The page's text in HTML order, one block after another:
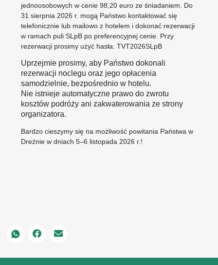
jednoosobowych w cenie 98,20 euro ze śniadaniem. Do
31 sierpnia 2026 r. mogą Państwo kontaktować się
telefonicznie lub mailowo z hotelem i dokonać rezerwacji
w ramach puli SLpB po preferencyjnej cenie. Przy
rezerwacji prosimy użyć hasła: TVT2026SLpB
Uprzejmie prosimy, aby Państwo dokonali
rezerwacji noclegu oraz jego opłacenia
samodzielnie, bezpośrednio w hotelu.
Nie istnieje automatyczne prawo do zwrotu
kosztów podróży ani zakwaterowania ze strony
organizatora.
Bardzo cieszymy się na możliwość powitania Państwa w
Dreźnie w dniach 5–6 listopada 2026 r.!